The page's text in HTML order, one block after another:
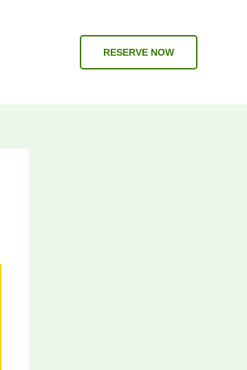
RESERVE NOW